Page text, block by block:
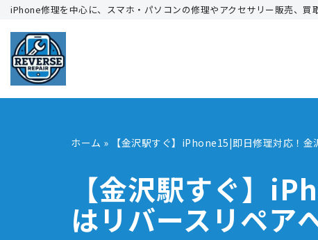
コ
ン
テ
ン
iPhone修理を中心に、スマホ・パソコンの修理やアクセサリー販売、買
ホーム » 【金沢駅すぐ】iPhone15|即日修理対応！
【金沢駅すぐ】
はリバースリペア